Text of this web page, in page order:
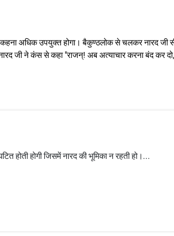
अधिक उपयुक्त होगा। बैकुण्ठलोक से चलकर नारद जी
जी ने कंस से कहा "राजन्! अब अत्याचार करना बंद कर दो,
होती होगी जिसमें नारद की भूमिका न रहती हो।...